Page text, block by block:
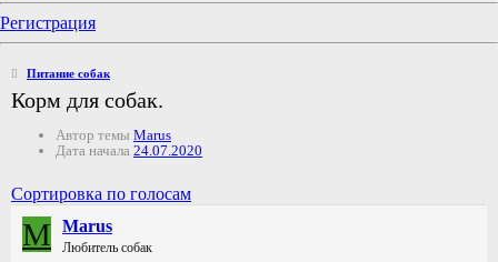
Регистрация
Питание собак
Корм для собак.
Автор темы Marus
Дата начала 24.07.2020
Сортировка по голосам
M Marus
Любитель собак